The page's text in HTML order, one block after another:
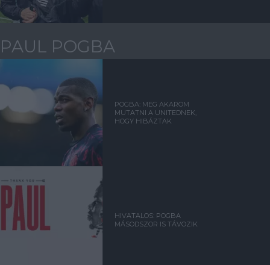
PAUL POGBA
POGBA: MEG AKAROM
MUTATNI A UNITEDNEK,
HOGY HIBÁZTAK
HIVATALOS: POGBA
MÁSODSZOR IS TÁVOZIK